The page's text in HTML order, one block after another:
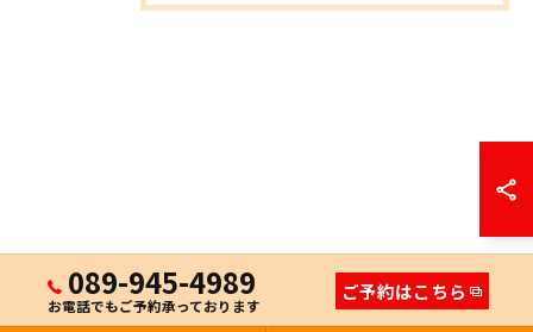
089-945-4989
お電話でもご予約承っております
ご予約はこちら